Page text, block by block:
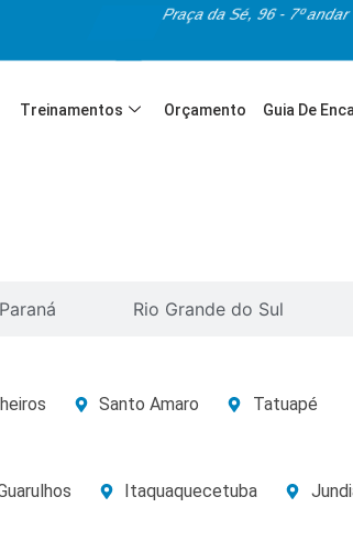
Praça da Sé, 96 - 7º
Treinamentos Orçamento Guia De
Paraná Rio Grande do Sul
Santo Amaro Tatuapé
Itaquaquecetuba